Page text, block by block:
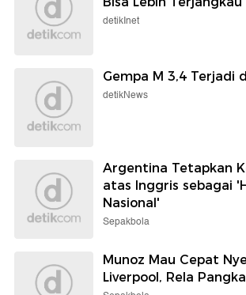
detikInet
Gempa M 3,4 Terjadi
detikNews
Argentina Tetapkan
atas Inggris sebagai
Nasional'
Sepakbola
Munoz Mau Cepat
Liverpool, Rela